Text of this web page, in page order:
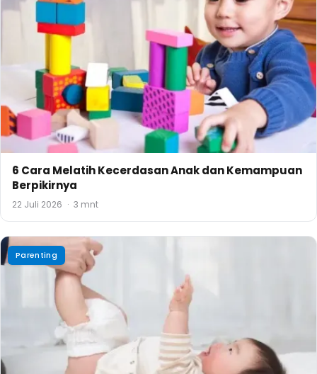
6 Cara Melatih Kecerdasan Anak dan Kemampuan
Berpikirnya
22 Juli 2026 · 3 mnt
Parenting